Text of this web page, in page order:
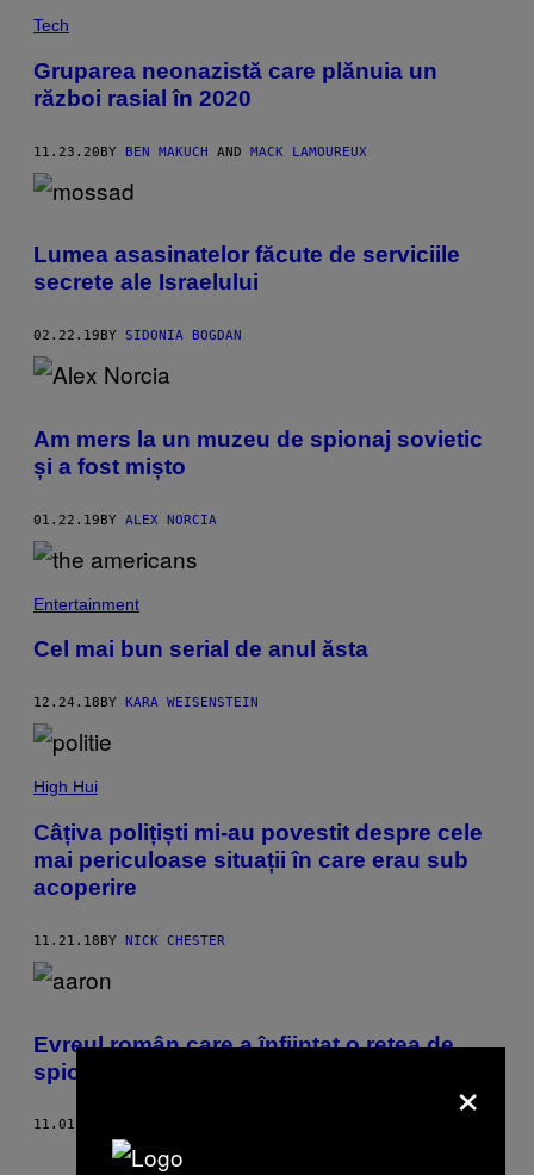
Tech
Gruparea neonazistă care plănuia un
război rasial în 2020
11.23.20BY BEN MAKUCH AND MACK LAMOUREUX
Lumea asasinatelor făcute de serviciile
secrete ale Israelului
02.22.19 BY SIDONIA BOGDAN
Am mers la un muzeu de spionaj sovietic
și a fost mișto
01.22.19BY ALEX NORCIA
Entertainment
Cel mai bun serial de anul ăsta
12.24.18 BY KARA WEISENSTEIN
High Hui
Câțiva polițiști mi-au povestit despre cele
mai periculoase situații în care erau sub
acoperire
11.21.18BY NICK CHESTER
Evreul român care a înființat o rețea de
spionaj în Palestina
11.01.18 ×